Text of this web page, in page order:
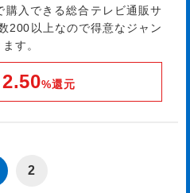
購入できる総合テレビ通販サ
200以上なので得意なジャン
す。
2.50%還元
2